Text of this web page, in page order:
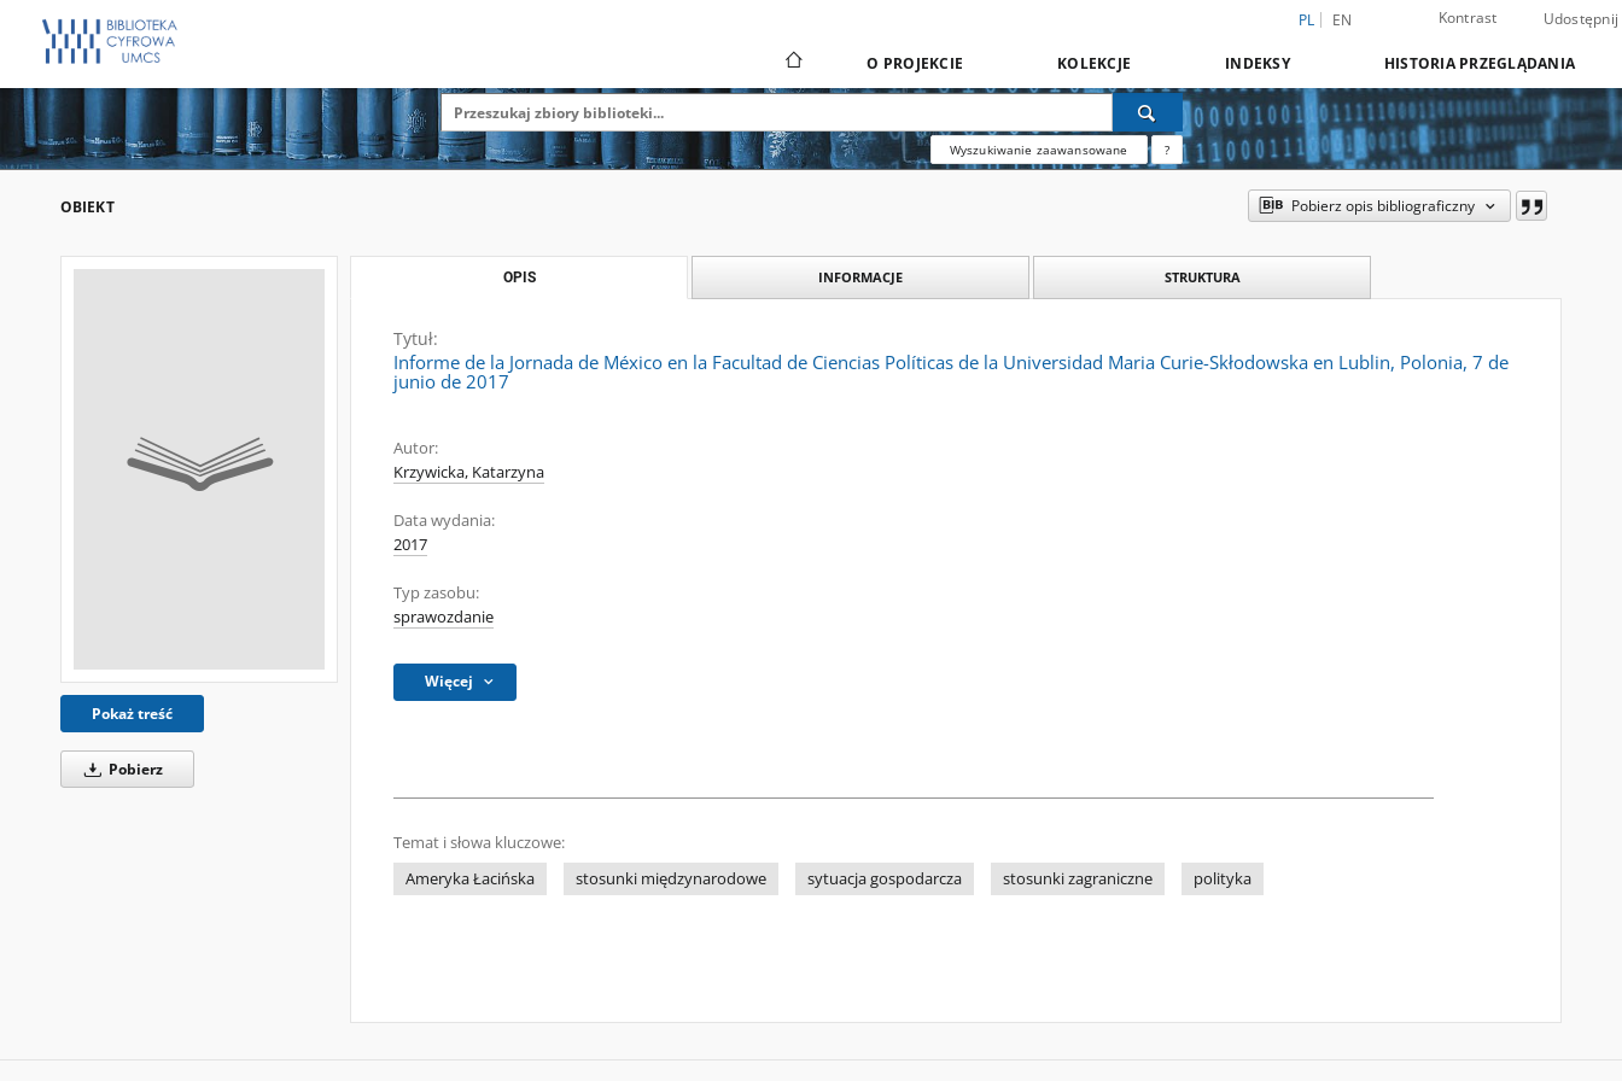
PL EN Kontrast Udostępnij
O PROJEKCIE KOLEKCJE INDEKSY HISTORIA PRZEGLĄDANIA
Wyszukiwanie zaawansowane ?
OBIEKT Pobierz opis bibliograficzny
Pokaż treść
Pobierz
OPIS INFORMACJE STRUKTURA
Tytuł:
Informe de la Jornada de México en la Facultad de Ciencias Políticas de la Universidad Maria Curie-Skłodowska en Lublin, Polonia, 7 de
junio de 2017
Autor:
Krzywicka, Katarzyna
Data wydania:
2017
Typ zasobu:
sprawozdanie
Więcej
Temat i słowa kluczowe:
Ameryka Łacińska
stosunki międzynarodowe sytuacja gospodarcza stosunki zagraniczne polityka